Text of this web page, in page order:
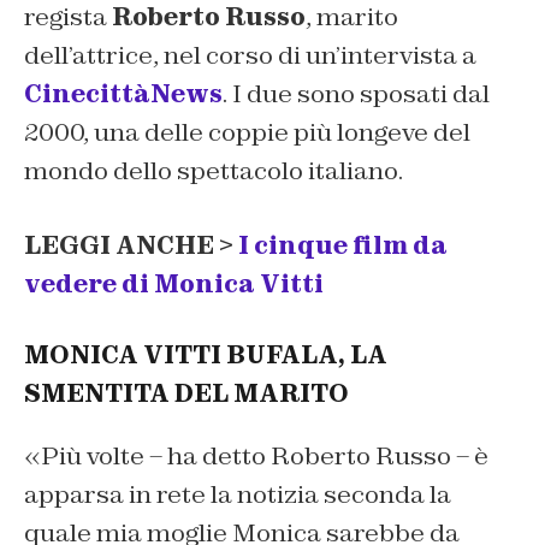
registaRoberto Russo, marito
dell’attrice, nel corso di un’intervista a
CinecittàNews. I due sono sposati dal
2000, una delle coppie più longeve del
mondo dello spettacolo italiano.
LEGGI ANCHE > I cinque film da
vedere di Monica Vitti
MONICA VITTI BUFALA, LA
SMENTITA DEL MARITO
«Più volte – ha detto Roberto Russo – è
apparsa in rete la notizia seconda la
quale mia moglie Monica sarebbe da